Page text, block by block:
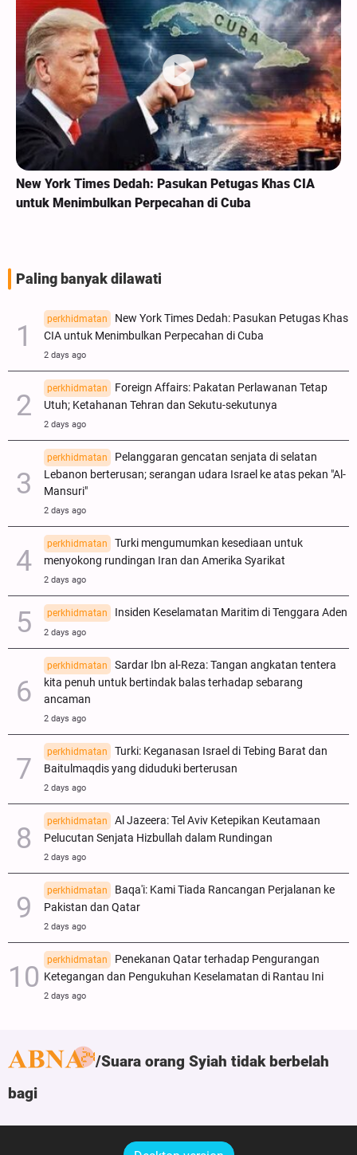
New York Times Dedah: Pasukan Petugas Khas CIA
untuk Menimbulkan Perpecahan di Cuba
Paling banyak dilawati
perkhidmatan
New York Times Dedah: Pasukan Petugas Khas
CIA untuk Menimbulkan Perpecahan di Cuba
2 days ago
perkhidmatan
Foreign Affairs: Pakatan Perlawanan Tetap
Utuh; Ketahanan Tehran dan Sekutu-sekutunya
2 days ago
perkhidmatan
Pelanggaran gencatan senjata di selatan
Lebanon berterusan; serangan udara Israel ke atas pekan "Al-
Mansuri"
2 days ago
perkhidmatan
Turki mengumumkan kesediaan untuk
menyokong rundingan Iran dan Amerika Syarikat
2 days ago
perkhidmatan Insiden Keselamatan Maritim di Tenggara Aden
2 days ago
perkhidmatan
Sardar Ibn al-Reza: Tangan angkatan tentera
kita penuh untuk bertindak balas terhadap sebarang
ancaman
2 days ago
perkhidmatan
Turki: Keganasan Israel di Tebing Barat dan
Baitulmaqdis yang diduduki berterusan
2 days ago
perkhidmatan
Al Jazeera: Tel Aviv Ketepikan Keutamaan
Pelucutan Senjata Hizbullah dalam Rundingan
2 days ago
perkhidmatan
Baqa'i: Kami Tiada Rancangan Perjalanan ke
Pakistan dan Qatar
2 days ago
perkhidmatan
Penekanan Qatar terhadap Pengurangan
Ketegangan dan Pengukuhan Keselamatan di Rantau Ini
2 days ago
Suara orang Syiah tidak berbelah
bagi